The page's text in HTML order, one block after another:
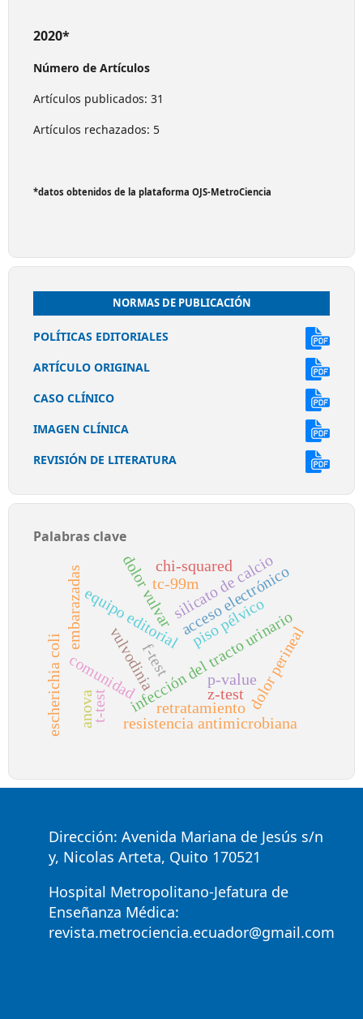
2020*
Número de Artículos
Artículos publicados: 31
Artículos rechazados: 5
*datos obtenidos de la plataforma OJS-MetroCiencia
NORMAS DE PUBLICACIÓN
POLÍTICAS EDITORIALES
ARTÍCULO ORIGINAL
CASO CLÍNICO
IMAGEN CLÍNICA
REVISIÓN DE LITERATURA
Palabras clave
equipo editorialacceso electrónico
infección del tracto urinario
comunidad
escherichia coli resistencia antimicrobiana
dolor perineal
vulvodinia
dolor vulvar piso pélvico
retratamiento
silicato de calcio
p-value
z-test
t-test
anova
chi-squared
f-test
embarazadas tc-99m
Dirección: Avenida Mariana de Jesús s/n
y, Nicolas Arteta, Quito 170521
Hospital Metropolitano-Jefatura de
Enseñanza Médica:
revista.metrociencia.ecuador@gmail.com